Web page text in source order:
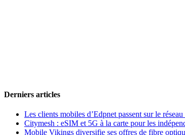
Derniers articles
Les clients mobiles d’Edpnet passent sur le
Citymesh : eSIM et 5G à la carte pour les
Mobile Vikings diversifie ses offres de fibre